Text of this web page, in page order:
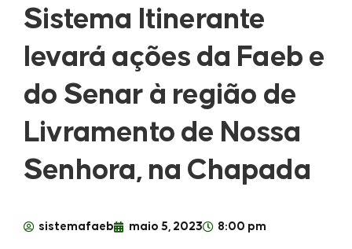
Sistema Itinerante
levará ações da Faeb e
do Senar à região de
Livramento de Nossa
Senhora, na Chapada
sistemafaeb maio 5, 2023 8:00 pm